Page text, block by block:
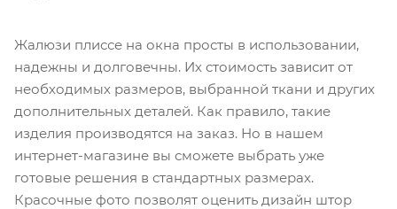
Жалюзи плиссе на окна просты в использовании,
надежны и долговечны. Их стоимость зависит от
необходимых размеров, выбранной ткани и других
дополнительных деталей. Как правило, такие
изделия производятся на заказ. Но в нашем
интернет-магазине вы сможете выбрать уже
готовые решения в стандартных размерах.
Красочные фото позволят оценить дизайн штор